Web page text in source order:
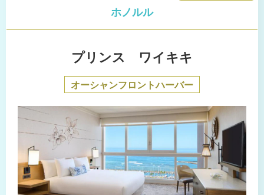
ホノルル
プリンス ワイキキ
オーシャンフロントハーバー